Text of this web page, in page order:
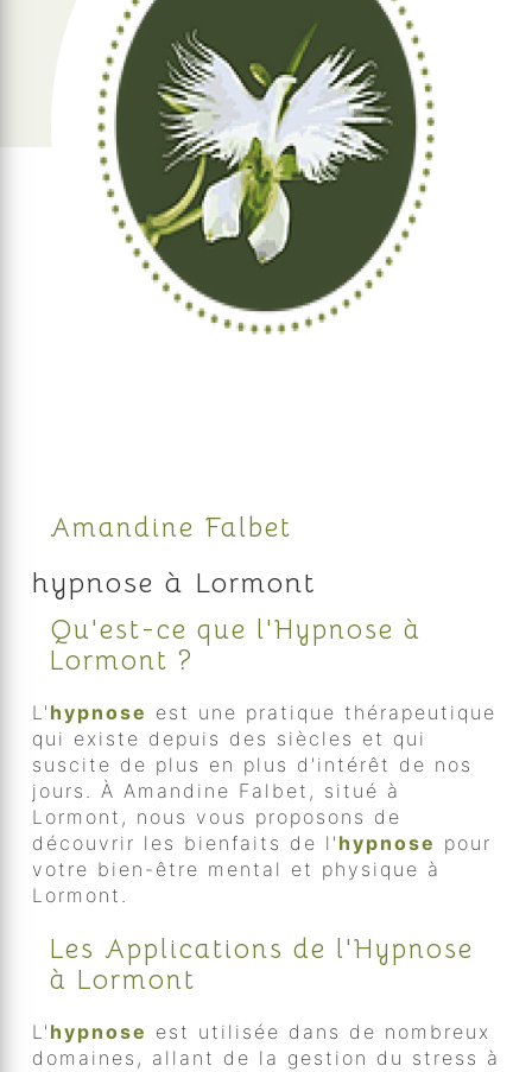
Amandine Falbet
hypnose à Lormont
Qu'est-ce que l'Hypnose à
Lormont ?
L' hypnose est une pratique thérapeutique
qui existe depuis des siècles et qui
suscite de plus en plus d'intérêt de nos
jours. À Amandine Falbet, situé à
Lormont, nous vous proposons de
découvrir les bienfaits de l' hypnose pour
votre bien-être mental et physique à
Lormont.
Les Applications de l'Hypnose
à Lormont
L' hypnose est utilisée dans de nombreux
domaines, allant de la gestion du stress à